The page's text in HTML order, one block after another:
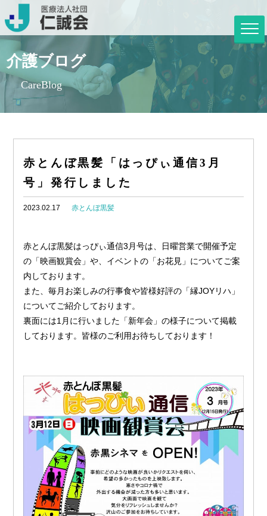
介護ブログ
CareBlog
赤とんぼ黒髪「はっぴぃ通信3月
号」発行しました
2023.02.17 赤とんぼ黒髪
赤とんぼ黒髪はっぴぃ通信3月号は、日曜営業で開催予定
の「映画観賞会」や、イベントの「お花見」についてご案
内しております。
また、毎月お楽しみの行事食や皆様好評の「縁JOYリハ」
についてご紹介しております。
裏面には1月に行いました「新年会」の様子について掲載
しております。皆様のご利用お待ちしております！